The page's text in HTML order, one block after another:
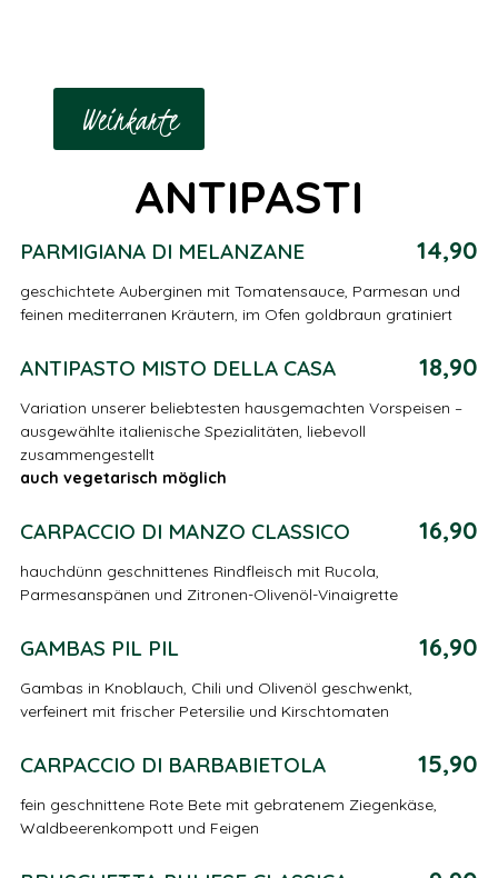
UNSERE
SPEISEKARTE
Italienisch genießen Ristorante Casa
Leo in Krefeld!
Jetzt reservieren!
Weinkarte
ANTIPASTI
PARMIGIANA DI MELANZANE 14,90
geschichtete Auberginen mit Tomatensauce, Parmesan und
feinen mediterranen Kräutern, im Ofen goldbraun gratiniert
ANTIPASTO MISTO DELLA CASA 18,90
Variation unserer beliebtesten hausgemachten Vorspeisen –
ausgewählte italienische Spezialitäten, liebevoll
zusammengestellt
auch vegetarisch möglich
CARPACCIO DI MANZO CLASSICO 16,90
hauchdünn geschnittenes Rindfleisch mit Rucola,
Parmesanspänen und Zitronen-Olivenöl-Vinaigrette
GAMBAS PIL PIL 16,90
Gambas in Knoblauch, Chili und Olivenöl geschwenkt,
verfeinert mit frischer Petersilie und Kirschtomaten
CARPACCIO DI BARBABIETOLA 15,90
fein geschnittene Rote Bete mit gebratenem Ziegenkäse,
Waldbeerenkompott und Feigen